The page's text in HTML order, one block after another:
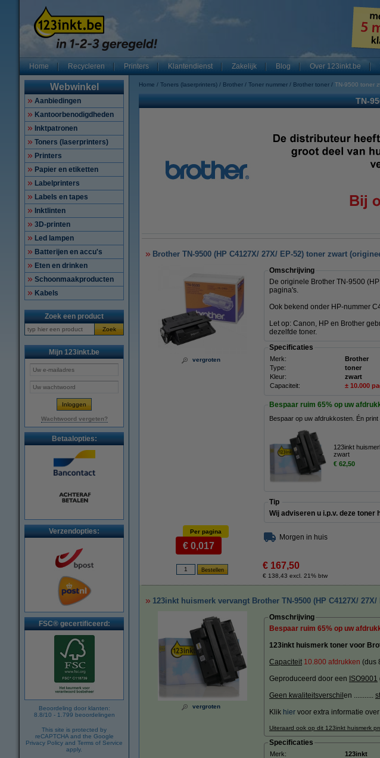
Home Recycleren Printers Klantendienst Zakelijk Blog Over 123inkt.be
Webwinkel
Aanbiedingen
Kantoorbenodigdheden
Inktpatronen
Toners (laserprinters)
Printers
Papier en etiketten
Labelprinters
Labels en tapes
Inktlinten
3D-printen
Led lampen
Batterijen en accu's
Eten en drinken
Schoonmaakproducten
Kabels
Zoek een product
Zoek
Mijn 123inkt.be
Wachtwoord vergeten?
Betaalopties:
Verzendopties:
FSC® gecertificeerd:
Beoordeling door klanten:
8.8/10 - 1.799 beoordelingen
This site is protected by
reCAPTCHA and the Google
Privacy Policy and Terms of Service
apply.
Home Toners (laserprinters) Brother Toner nummer Brother toner TN-9500 toner
TN-
Brother TN-9500 (HP C4127X/ 27X/ EP-52) toner zwart
vergroten
Omschrijving
De originele Brother TN-9500
pagina's.
Ook bekend onder HP-nummer
Let op: Canon, HP en Brother
dezelfde toner.
Specificaties
Merk: Brother
Type:
toner
Kleur:
zwart
Capaciteit:
± 10.000
Bespaar ruim 65% op uw
Bespaar op uw afdrukkosten. Én print
123inkt
zwart
€ 62,50
Tip
Wij adviseren u i.p.v. deze
Per pagina
€ 0,017
Morgen in huis
€ 167,50
€ 138,43 excl. 21% btw
123inkt huismerk vervangt Brother TN-9500 (HP C4127X/
vergroten
Omschrijving
Bespaar ruim 65% op uw
123inkt huismerk toner voor
Capaciteit 10.800 afdrukken (dus
Geproduceerd door een ISO9001
Geen kwaliteitsverschil en ...........
Klik hier voor extra informatie
Uiteraard ook op dit 123inkt huismerk
Specificaties
Merk: 123inkt